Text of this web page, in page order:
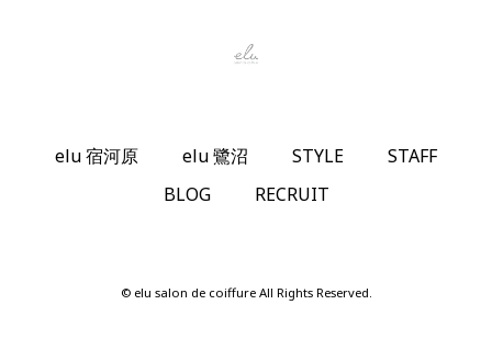
elu 宿河原 elu 鷺沼 STYLE
STAFF
BLOG
RECRUIT
© elu salon de coiffure All Rights Reserved.